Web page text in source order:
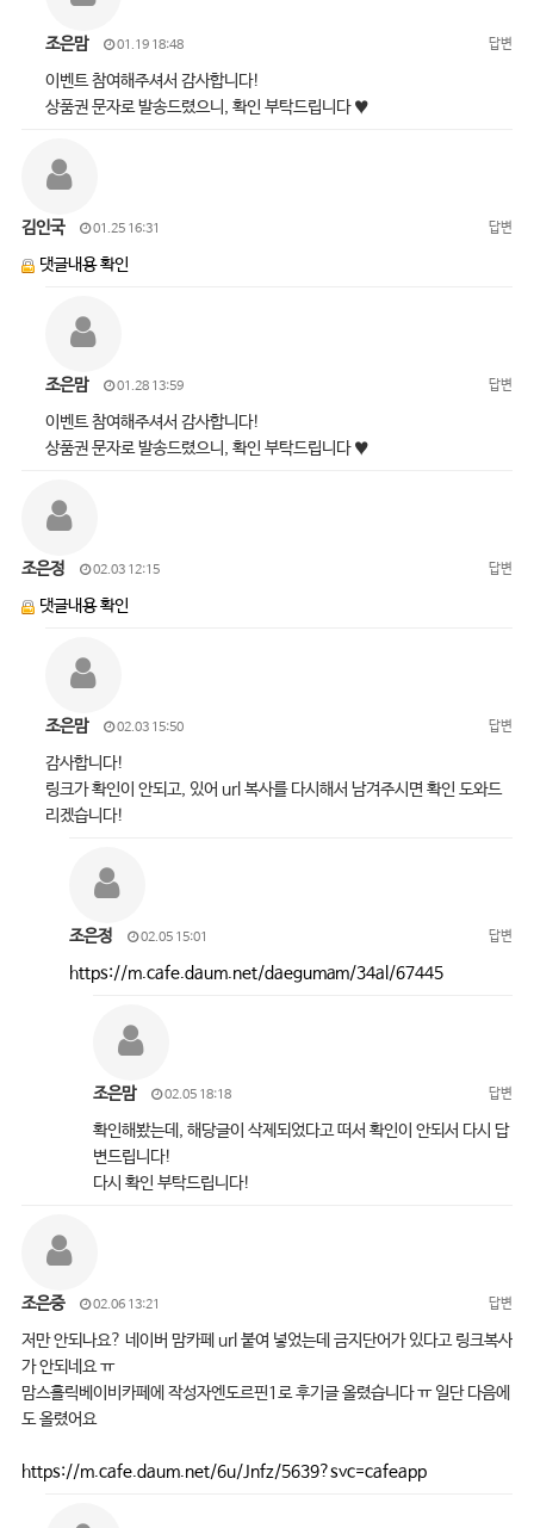
조은맘 01.19 18:48 답변
이벤트 참여해주셔서 감사합니다!
상품권 문자로 발송드렸으니, 확인 부탁드립니다 ♥
김인국 01.25 16:31 답변
댓글내용 확인
조은맘 01.28 13:59 답변
이벤트 참여해주셔서 감사합니다!
상품권 문자로 발송드렸으니, 확인 부탁드립니다 ♥
조은정 02.03 12:15 답변
댓글내용 확인
조은맘 02.03 15:50 답변
감사합니다!
링크가 확인이 안되고, 있어 url 복사를 다시해서 남겨주시면 확인 도와드
리겠습니다!
조은정 02.05 15:01 답변
https://m.cafe.daum.net/daegumam/34al/67445
조은맘 02.05 18:18 답변
확인해봤는데, 해당글이 삭제되었다고 떠서 확인이 안되서 다시 답
변드립니다!
다시 확인 부탁드립니다!
조은중 02.06 13:21 답변
저만 안되나요? 네이버 맘카페 url 붙여 넣었는데 금지단어가 있다고 링크복사
가 안되네요 ㅠ
맘스홀릭베이비카페에 작성자엔도르핀1로 후기글 올렸습니다 ㅠ 일단 다음에
도 올렸어요
https://m.cafe.daum.net/6u/Jnfz/5639?svc=cafeapp